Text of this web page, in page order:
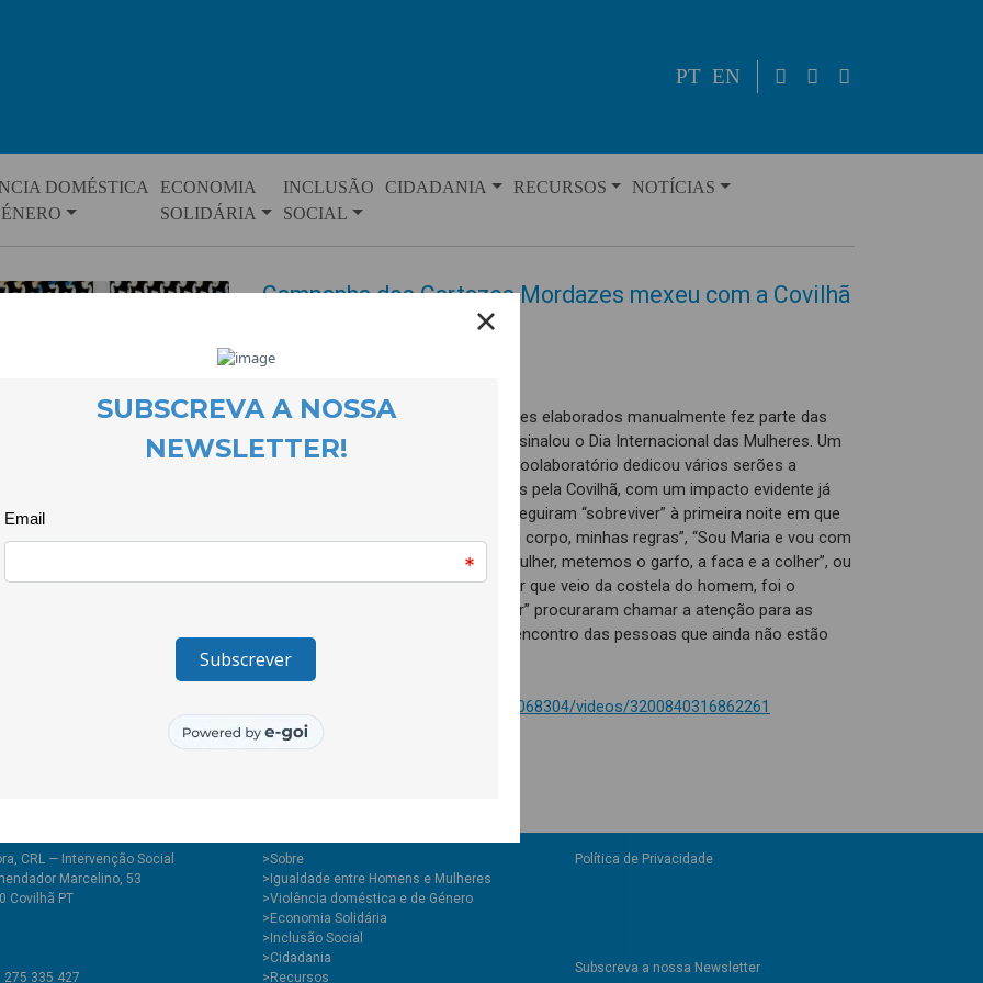
PT EN
DOMÉSTICA
ECONOMIA
SOLIDÁRIA
INCLUSÃO
SOCIAL
CIDADANIA RECURSOS NOTÍCIAS
Campanha dos Cartazes Mordazes mexeu com a Covilhã
23 March 2022
Uma campanha de duzentos cartazes elaborados manualmente fez parte das
iniciativas com que a CooLabora assinalou o Dia Internacional das Mulheres. Um
dos grupos de jovens do projecto Coolaboratório dedicou vários serões a
preparar e a espalhar estes cartazes pela Covilhã, com um impacto evidente já
que foram muitos os que não conseguiram “sobreviver” à primeira noite em que
foram afixados. Frases como: “Meu corpo, minhas regras”, “Sou Maria e vou com
as outras”, “Na violência contra a mulher, metemos o garfo, a faca e a colher”, ou
ainda: “Informação: não foi a mulher que veio da costela do homem, foi o
homem que veio do útero da mulher” procuraram chamar a atenção para as
desigualdades persistentes e ir ao encontro das pessoas que ainda não estão
conscientes das mesmas.
https://www.facebook.com/185540068304/videos/3200840316862261
CRL — Intervenção Social
Marcelino, 53
Covilhã PT
335 427
>Sobre
>Igualdade entre Homens e Mulheres
>Violência doméstica e de Género
>Economia Solidária
>Inclusão Social
>Cidadania
>Recursos
Política de Privacidade
Subscreva a nossa Newsletter